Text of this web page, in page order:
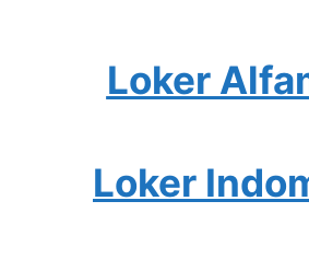
Loker
Loker